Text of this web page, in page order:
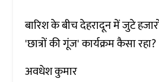
बारिश के बीच देहरादून में जुटे
'छात्रों की गूंज' कार्यक्रम कैसा रहा?
अवधेश कुमार